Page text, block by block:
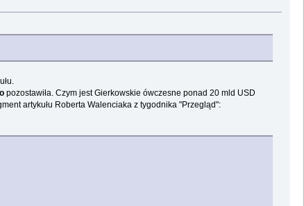
pozostawiła. Czym jest Gierkowskie ówczesne ponad 20 mld USD
artykułu Roberta Walenciaka z tygodnika "Przegląd":